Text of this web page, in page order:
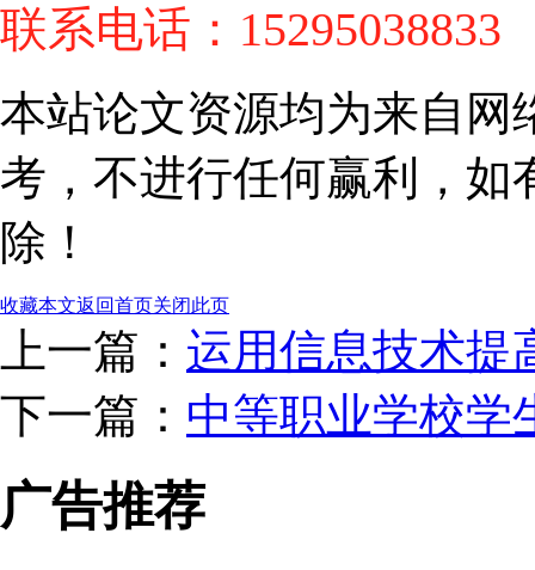
联系电话：15295038833
本站论文资源均为来自网
考，不进行任何赢利，如
除！
收藏本文返回首页关闭此页
上一篇： 运用信息技术提
下一篇： 中等职业学校学
广告推荐